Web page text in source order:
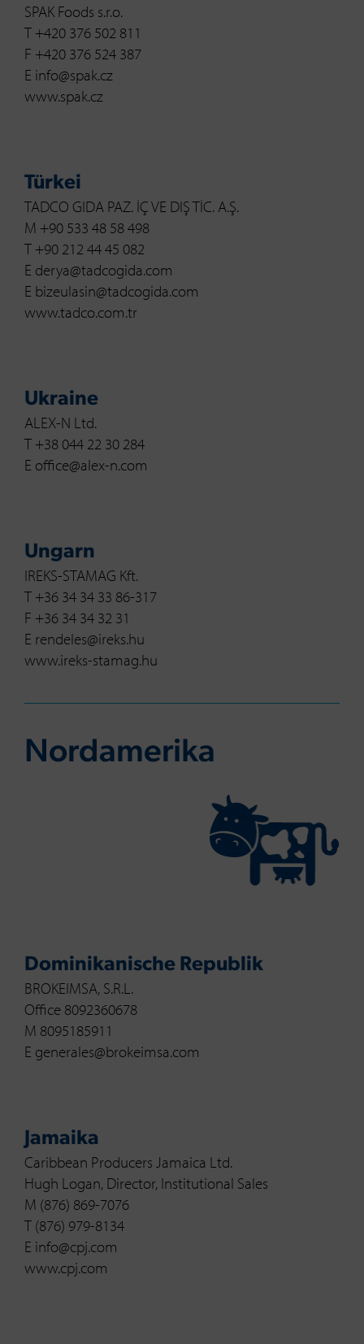
SPAK Foods s.r.o.
T +420 376 502 811
F +420 376 524 387
E info@spak.cz
www.spak.cz
Türkei
TADCO GIDA PAZ. İÇ VE DIŞ TİC. A.Ş.
M +90 533 48 58 498
T +90 212 44 45 082
E derya@tadcogida.com
E bizeulasin@tadcogida.com
www.tadco.com.tr
Ukraine
ALEX-N Ltd.
T +38 044 22 30 284
E office@alex-n.com
Ungarn
IREKS-STAMAG Kft.
T +36 34 34 33 86-317
F +36 34 34 32 31
E rendeles@ireks.hu
www.ireks-stamag.hu
Nord­ame­ri­ka
Dominikanische Republik
BROKEIMSA, S.R.L.
Office 8092360678
M 8095185911
E generales@brokeimsa.com
Jamaika
Caribbean Producers Jamaica Ltd.
Hugh Logan, Director, Institutional Sales
M (876) 869-7076
T (876) 979-8134
E info@cpj.com
www.cpj.com